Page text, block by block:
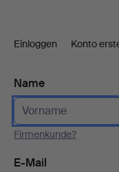
Einloggen Konto
Name
Firmenkunde?
E-Mail